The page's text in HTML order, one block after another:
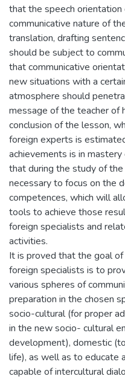
that the speech
communicative nature of
translation, drafting
should be subject to
that communicative
new situations with a
atmosphere should
message of the teacher of
conclusion of the lesson,
foreign experts is
achievements is in
that during the study of the
necessary to focus on the
competences, which will
tools to achieve those
foreign specialists and
activities.
It is proved that the goal
foreign specialists is to
various spheres of
preparation in the chosen
socio-cultural (for proper
in the new socio- cultural
development), domestic
life), as well as to educate
capable of intercultural